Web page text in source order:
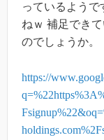
っているよう
ねｗ 補足でき
のでしょうか。
https://